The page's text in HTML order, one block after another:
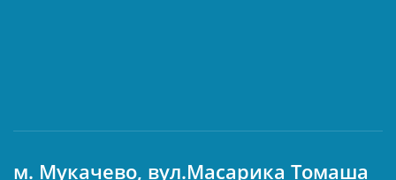
м. Мукачево, вул.Масарика Томаша